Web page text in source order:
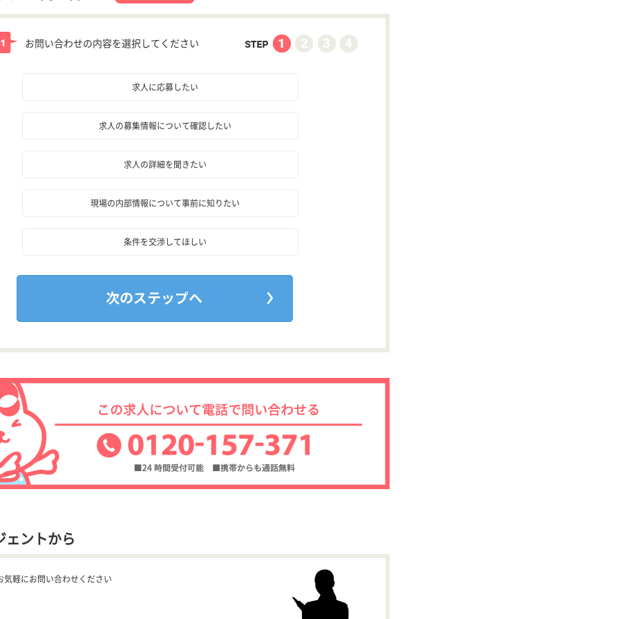
お問い合わせの内容を選択してください
求人に応募したい
求人の募集情報について確認したい
求人の詳細を聞きたい
現場の内部情報について事前に知りたい
条件を交渉してほしい
ェントから
気軽にお問い合わせください